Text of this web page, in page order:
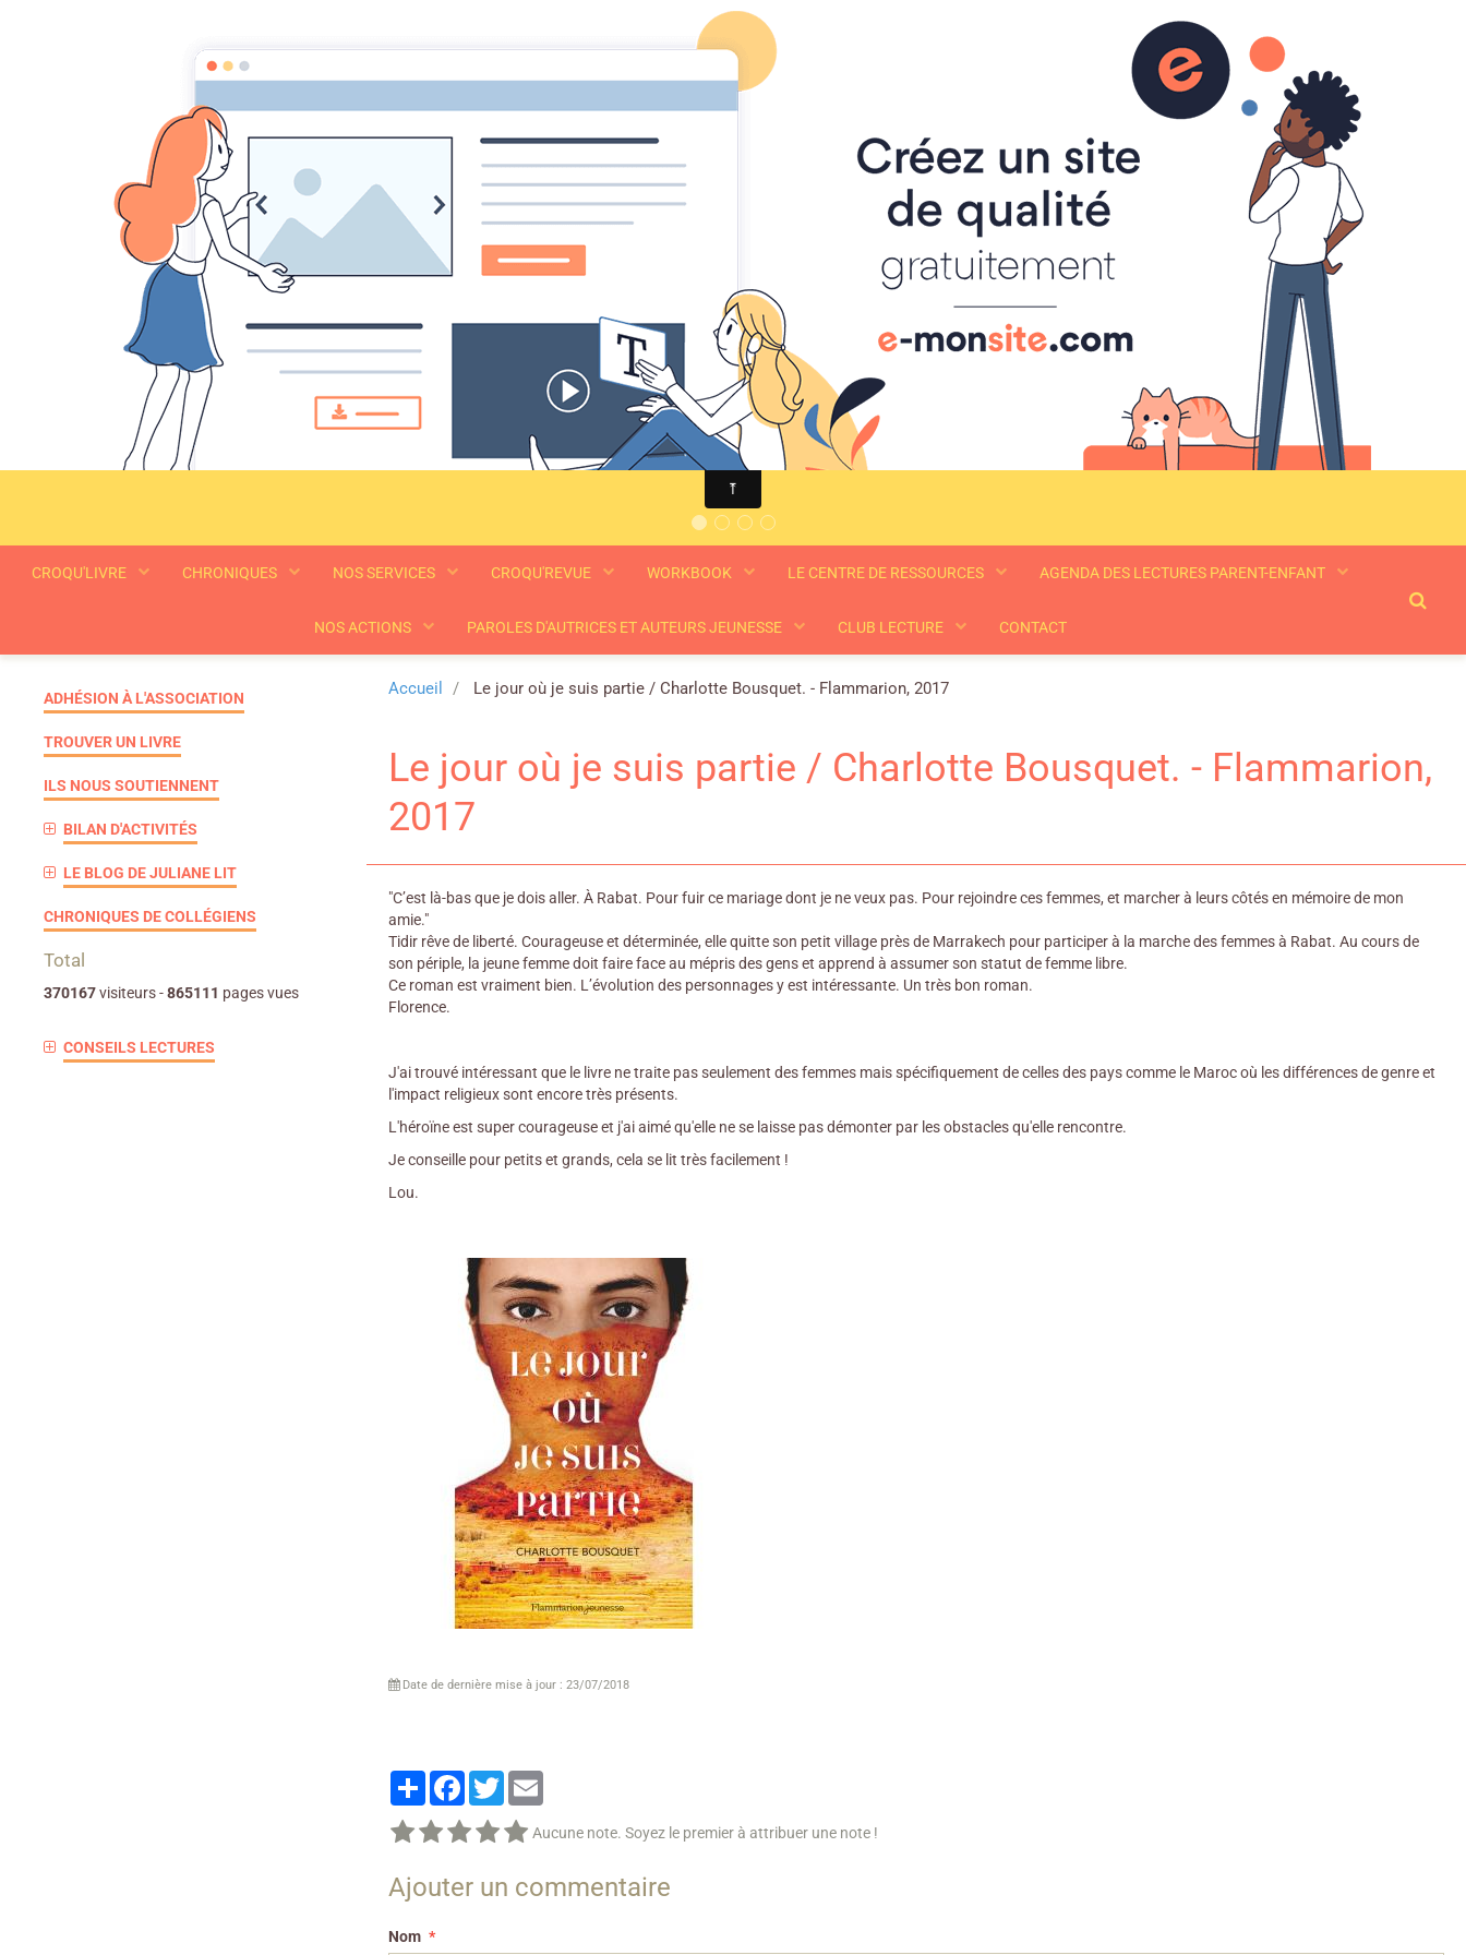
Croqu'livre
CROQU'LIVRE CHRONIQUES NOS SERVICES CROQU'REVUE WORKBOOK LE CENTRE DE RESSOURCES AGENDA DES LECTURES PARENT-ENFANT
NOS ACTIONS PAROLES D'AUTRICES ET AUTEURS JEUNESSE CLUB LECTURE CONTACT
Accueil Le jour où je suis partie / Charlotte Bousquet. - Flammarion, 2017
Le jour où je suis partie / Charlotte Bousquet. - Flammarion,
2017
"C’est là-bas que je dois aller. À Rabat. Pour fuir ce mariage dont je ne veux pas. Pour rejoindre ces femmes, et marcher à leurs côtés en mémoire de mon
amie."
Tidir rêve de liberté. Courageuse et déterminée, elle quitte son petit village près de Marrakech pour participer à la marche des femmes à Rabat. Au cours de
son périple, la jeune femme doit faire face au mépris des gens et apprend à assumer son statut de femme libre.
Ce roman est vraiment bien. L’évolution des personnages y est intéressante. Un très bon roman.
Florence.
J'ai trouvé intéressant que le livre ne traite pas seulement des femmes mais spécifiquement de celles des pays comme le Maroc où les différences de genre et
l'impact religieux sont encore très présents.
L'héroïne est super courageuse et j'ai aimé qu'elle ne se laisse pas démonter par les obstacles qu'elle rencontre.
Je conseille pour petits et grands, cela se lit très facilement !
Lou.
Date de dernière mise à jour : 23/07/2018
PartagerFacebook
Twitter
Aucune note. Soyez le premier à attribuer une note !
Ajouter un commentaire
Nom
ADHÉSION À L'ASSOCIATION
TROUVER UN LIVRE
ILS NOUS SOUTIENNENT
BILAN D'ACTIVITÉS
LE BLOG DE JULIANE LIT
CHRONIQUES DE COLLÉGIENS
Total
370167visiteurs -865111 pages vues
CONSEILS LECTURES